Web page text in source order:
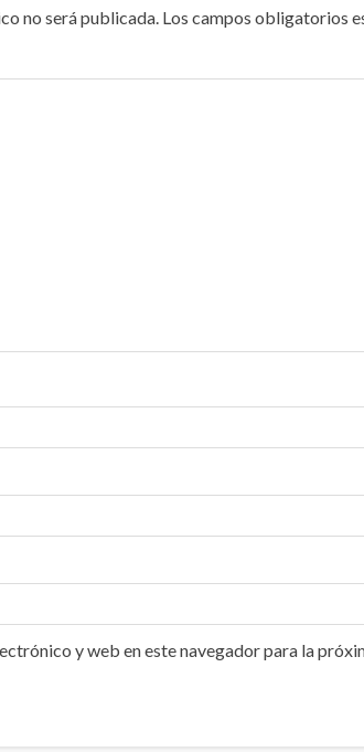
no será publicada. Los campos obligatorios
y web en este navegador para la